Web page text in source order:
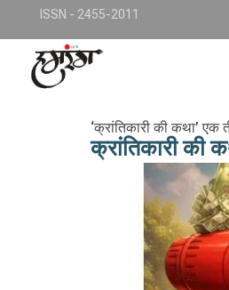
ISSN - 2455-2011
‘क्रांतिकारी की कथा’
क्रांतिकारी की